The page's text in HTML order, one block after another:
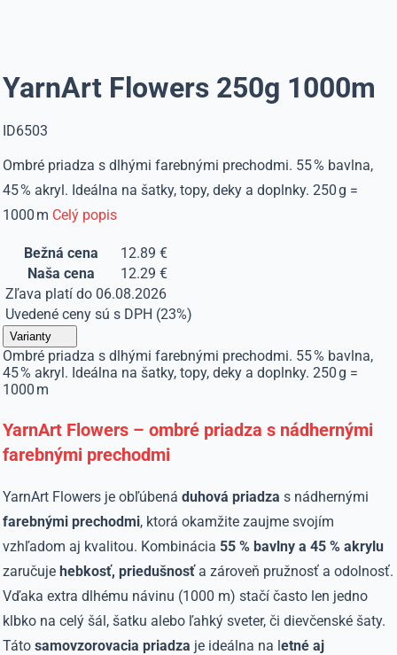
YarnArt Flowers 250g 1000m
ID6503
Ombré priadza s dlhými farebnými prechodmi. 55 % bavlna,
45 % akryl. Ideálna na šatky, topy, deky a doplnky. 250 g =
1000 m Celý popis
Bežná cena
12.89 €
Naša cena
12.29 €
Zľava platí do 06.08.2026
Uvedené ceny sú s DPH (23%)
Varianty
Ombré priadza s dlhými farebnými prechodmi. 55 % bavlna,
45 % akryl. Ideálna na šatky, topy, deky a doplnky. 250 g =
1000 m
YarnArt Flowers – ombré priadza s nádhernými
farebnými prechodmi
YarnArt Flowers je obľúbenáduhová priadza s nádhernými
farebnými prechodmi, ktorá okamžite zaujme svojím
vzhľadom aj kvalitou. Kombinácia 55 % bavlny a 45 % akrylu
zaručujehebkosť, priedušnosťa zároveň pružnosť a odolnosť.
Vďaka extra dlhému návinu (1000 m) stačí často len jedno
klbko na celý šál, šatku alebo ľahký sveter, či dievčenské šaty.
Tátosamovzorovacia priadza je ideálna na letné aj